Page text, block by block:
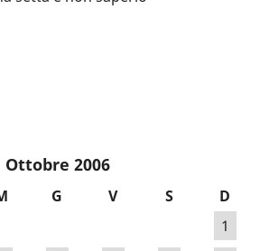
Ottobre 2006
G V S
D
1